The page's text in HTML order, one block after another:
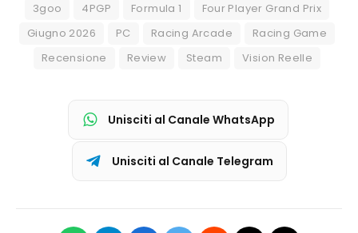
3goo 4PGP Formula 1
Four Player Grand Prix
Giugno 2026
PC Racing Arcade
Racing Game
Recensione
Review Steam Vision Reelle
Unisciti al Canale WhatsApp
Unisciti al Canale Telegram